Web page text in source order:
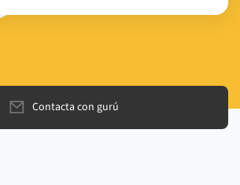
Contacta con gurú